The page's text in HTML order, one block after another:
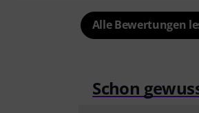
Alle Bewertungen
Schon